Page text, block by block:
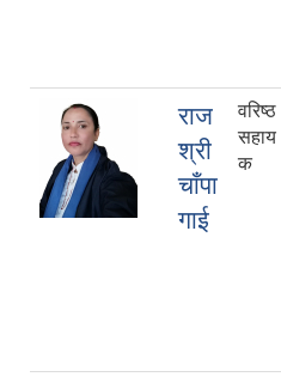
राज
श्री
चाँपा
गाई
वरिष्ठ
सहाय
क